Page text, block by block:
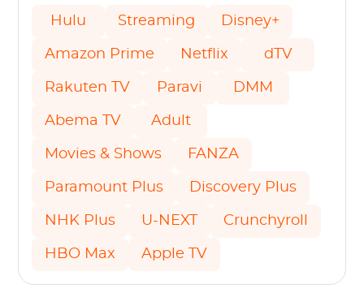
Hulu Streaming Disney+
Amazon Prime Netflix dTV
Rakuten TV Paravi DMM
Abema TV Adult
Movies & Shows FANZA
Paramount Plus Discovery Plus
NHK Plus U-NEXT Crunchyroll
HBO Max Apple TV